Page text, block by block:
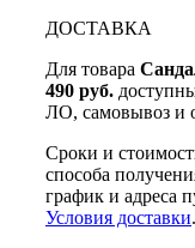
ДОСТАВКА
Для товара
490 руб.
ЛО, самовывоз и
Сроки и
способа
график и адреса
Условия доставки.